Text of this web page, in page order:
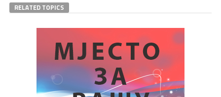
RELATED TOPICS